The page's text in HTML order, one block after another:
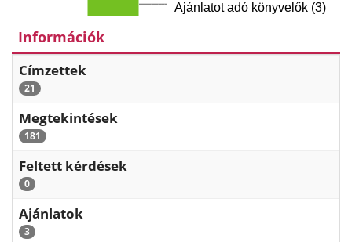
Ajánlatot adó könyvelők (3)
Információk
Címzettek
21
Megtekintések
181
Feltett kérdések
0
Ajánlatok
3